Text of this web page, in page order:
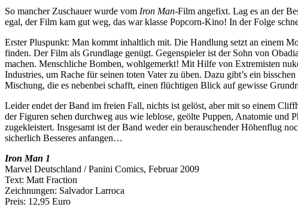
So mancher Zuschauer wurde vom Iron Man-Film angefixt. Lag es an der
egal, der Film kam gut weg, das war klasse Popcorn-Kino! In der Folge
Erster Pluspunkt: Man kommt inhaltlich mit. Die Handlung setzt an einem
finden. Der Film als Grundlage genügt. Gegenspieler ist der Sohn von
machen. Menschliche Bomben, wohlgemerkt! Mit Hilfe von Extremisten
Industries, um Rache für seinen toten Vater zu üben. Dazu gibt’s ein
Mischung, die es nebenbei schafft, einen flüchtigen Blick auf gewisse
Leider endet der Band im freien Fall, nichts ist gelöst, aber mit so einem
der Figuren sehen durchweg aus wie leblose, geölte Puppen, Anatomie
zugekleistert. Insgesamt ist der Band weder ein berauschender Höhenflug
sicherlich Besseres anfangen…
Iron Man 1
Marvel Deutschland / Panini Comics, Februar 2009
Text: Matt Fraction
Zeichnungen: Salvador Larroca
Preis: 12,95 Euro